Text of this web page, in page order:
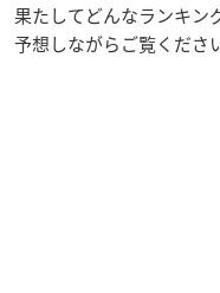
果たしてどんなランキン
予想しながらご覧くださ